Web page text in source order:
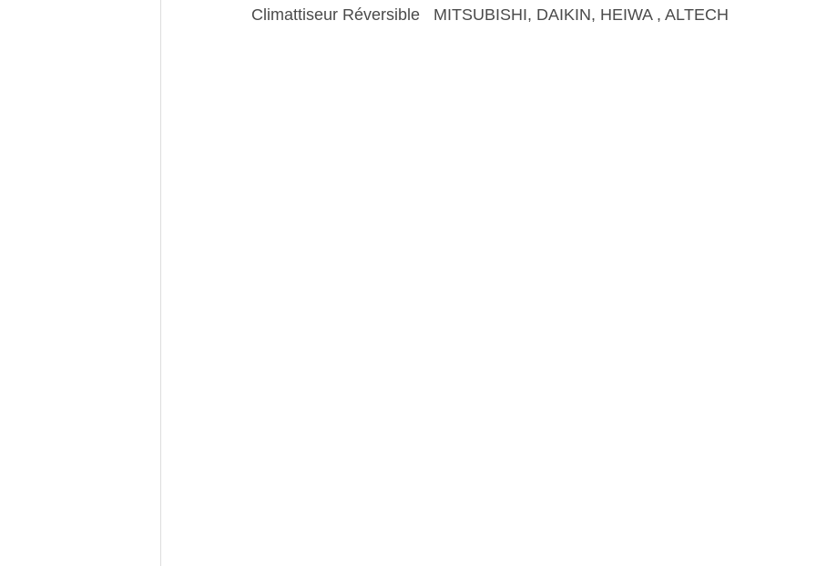
Climattiseur Réversible   MITSUBISHI, DAIKIN, HEIWA , ALTECH